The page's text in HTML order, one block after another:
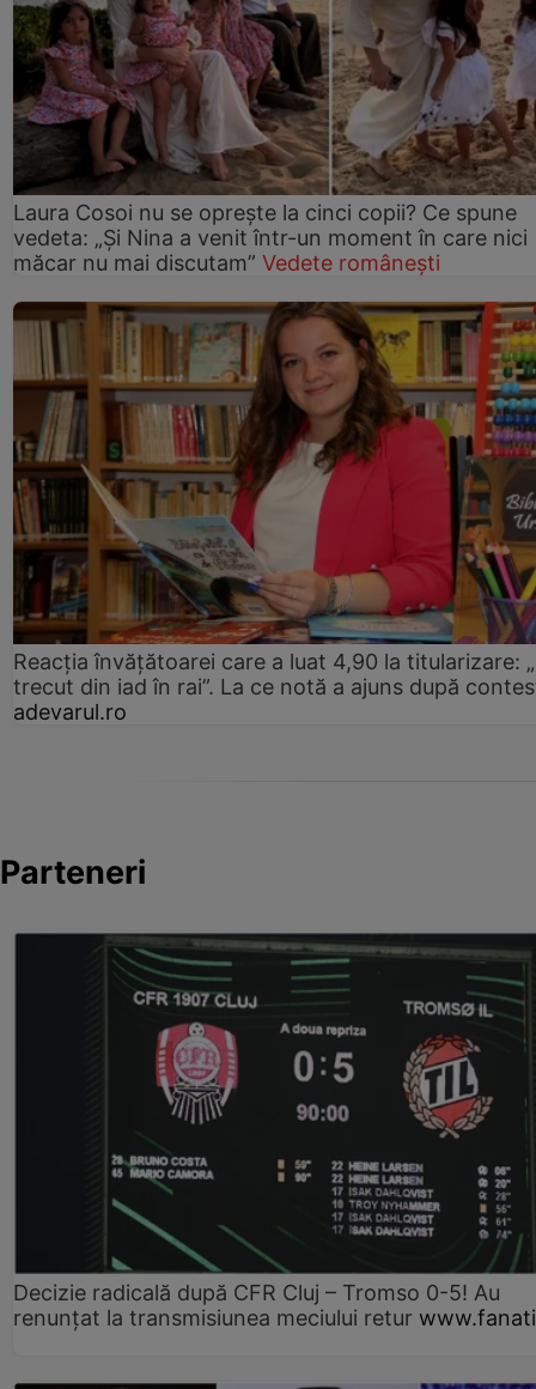
Laura Cosoi nu se oprește la cinci copii? Ce spune
vedeta: „Și Nina a venit într-un moment în care nici
măcar nu mai discutam” Vedete românești
Reacția învățătoarei care a luat 4,90 la titularizare:
trecut din iad în rai”. La ce notă a ajuns după
adevarul.ro
Parteneri
Decizie radicală după CFR Cluj – Tromso 0-5! Au
renunțat la transmisiunea meciului retur